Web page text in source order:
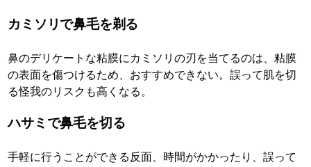
カミソリで鼻毛を剃る
鼻のデリケートな粘膜にカミソリの刃を当てるのは、粘膜
の表面を傷つけるため、おすすめできない。誤って肌を切
る怪我のリスクも高くなる。
ハサミで鼻毛を切る
手軽に行うことができる反面、時間がかかったり、誤って